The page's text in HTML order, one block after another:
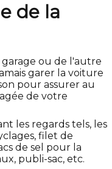
de la
garage ou de l'autre
garer la voiture
pour assurer au
de votre
les regards tels, les
filet de
de sel pour la
publi-sac, etc.